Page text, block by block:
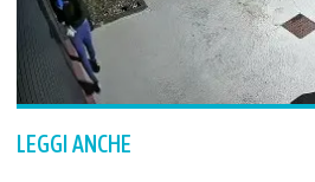
LEGGI ANCHE